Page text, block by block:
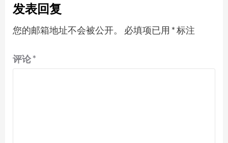
发表回复
您的邮箱地址不会被公开。 必填项已用 *标注
评论*